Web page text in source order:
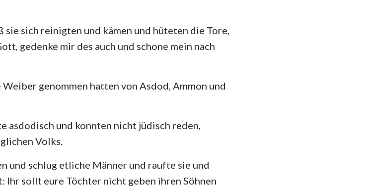
sie sich reinigten und kämen und hüteten die Tore,
gedenke mir des auch und schone mein nach
genommen hatten von Asdod, Ammon und
asdodisch und konnten nicht jüdisch reden,
Volks.
und schlug etliche Männer und raufte sie und
Ihr sollt eure Töchter nicht geben ihren Söhnen